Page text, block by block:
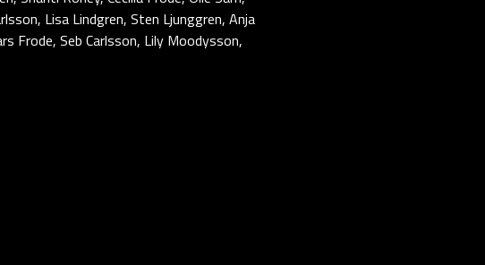
Lisa Lindgren, Sten Ljunggren, Anja
Frode, Seb Carlsson, Lily Moodysson,